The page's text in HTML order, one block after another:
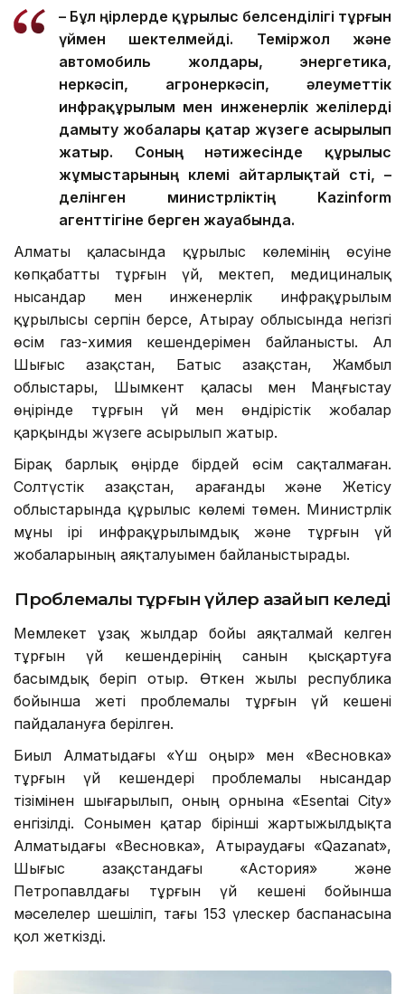
– Бұл өңірлерде құрылыс белсенділігі тұрғын
үймен шектелмейді. Теміржол және
автомобиль жолдары, энергетика,
өнеркәсіп, агроөнеркәсіп, әлеуметтік
инфрақұрылым мен инженерлік желілерді
дамыту жобалары қатар жүзеге асырылып
жатыр. Соның нәтижесінде құрылыс
жұмыстарының көлемі айтарлықтай өсті, –
делінген министрліктің Kazinform
агенттігіне берген жауабында.
Алматы қаласында құрылыс көлемінің өсуіне
көпқабатты тұрғын үй, мектеп, медициналық
нысандар мен инженерлік инфрақұрылым
құрылысы серпін берсе, Атырау облысында негізгі
өсім газ-химия кешендерімен байланысты. Ал
Шығыс Қазақстан, Батыс Қазақстан, Жамбыл
облыстары, Шымкент қаласы мен Маңғыстау
өңірінде тұрғын үй мен өндірістік жобалар
қарқынды жүзеге асырылып жатыр.
Бірақ барлық өңірде бірдей өсім сақталмаған.
Солтүстік Қазақстан, Қарағанды және Жетісу
облыстарында құрылыс көлемі төмен. Министрлік
мұны ірі инфрақұрылымдық және тұрғын үй
жобаларының аяқталуымен байланыстырады.
Проблемалы тұрғын үйлер азайып келеді
Мемлекет ұзақ жылдар бойы аяқталмай келген
тұрғын үй кешендерінің санын қысқартуға
басымдық беріп отыр. Өткен жылы республика
бойынша жеті проблемалы тұрғын үй кешені
пайдалануға берілген.
Биыл Алматыдағы «Үш Қоңыр» мен «Весновка»
тұрғын үй кешендері проблемалы нысандар
тізімінен шығарылып, оның орнына «Esentai City»
енгізілді. Сонымен қатар бірінші жартыжылдықта
Алматыдағы «Весновка», Атыраудағы «Qazanat»,
Шығыс Қазақстандағы «Астория» және
Петропавлдағы тұрғын үй кешені бойынша
мәселелер шешіліп, тағы 153 үлескер баспанасына
қол жеткізді.